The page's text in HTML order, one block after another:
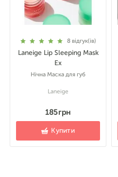
8 відгук(ів)
Laneige Lip Sleeping Mask
Ex
Нічна Маска для губ
Laneige
185 грн
Купити